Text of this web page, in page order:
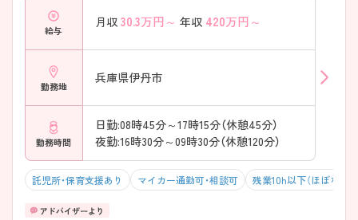
給与
月収 30.3万円～ 年収 420万円～
勤務地
兵庫県伊丹市
勤務時間
日勤:08時45分～17時15分（休憩45分）
夜勤:16時30分～09時30分（休憩120分）
託児所・保育支援あり マイカー通勤可・相談可 残業10h以下（ほぼなし）